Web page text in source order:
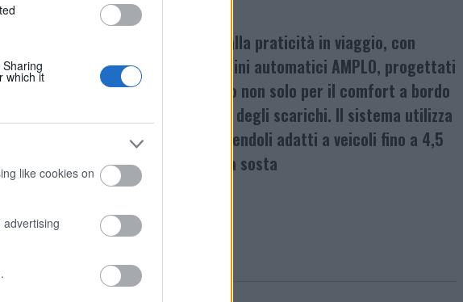
which it
like cookies on
soluzioni dedicate al comfort e alla praticità in viaggio, con
vicino il funzionamento dei piedini automatici AMPLO, progettati
Un vantaggio concreto non solo per il comfort a bordo
dell’impianto idrico e degli scarichi. Il sistema utilizza
kg per singolo piedino, rendendoli adatti a veicoli fino a 4,5
in pochi istanti durante la sosta